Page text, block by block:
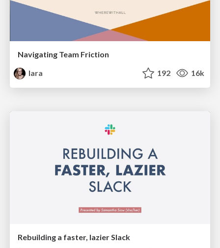
Navigating Team Friction
lara
192 16k
Rebuilding a faster, lazier Slack